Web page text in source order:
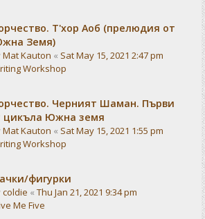
Т'хор Аоб (прелюдия от
Земя)
Mat Kauton « Sat May 15, 2021 2:47 pm
Workshop
Черният Шаман. Първи
цикъла Южна земя
Mat Kauton « Sat May 15, 2021 1:55 pm
Workshop
фигурки
coldie « Thu Jan 21, 2021 9:34 pm
Me Five